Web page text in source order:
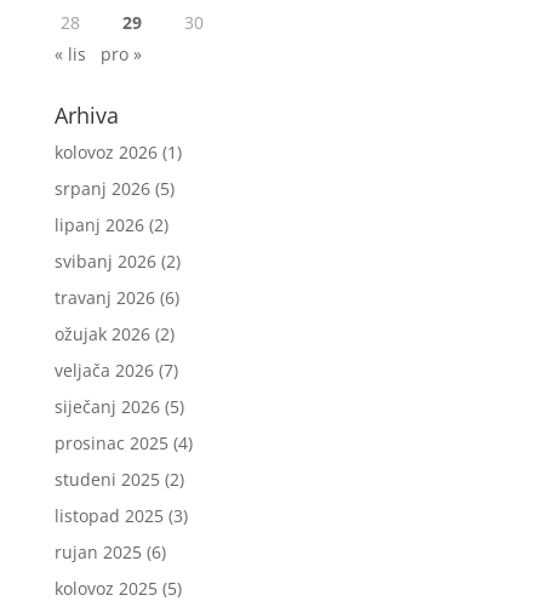
28
29
30
« lis
pro »
Arhiva
kolovoz 2026(1)
srpanj 2026(5)
lipanj 2026(2)
svibanj 2026(2)
travanj 2026(6)
ožujak 2026(2)
veljača 2026(7)
siječanj 2026(5)
prosinac 2025(4)
studeni 2025(2)
listopad 2025(3)
rujan 2025(6)
kolovoz 2025(5)